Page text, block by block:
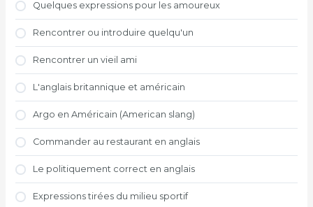
Quelques expressions pour les amoureux
Rencontrer ou introduire quelqu'un
Rencontrer un vieil ami
L'anglais britannique et américain
Argo en Américain (American slang)
Commander au restaurant en anglais
Le politiquement correct en anglais
Expressions tirées du milieu sportif